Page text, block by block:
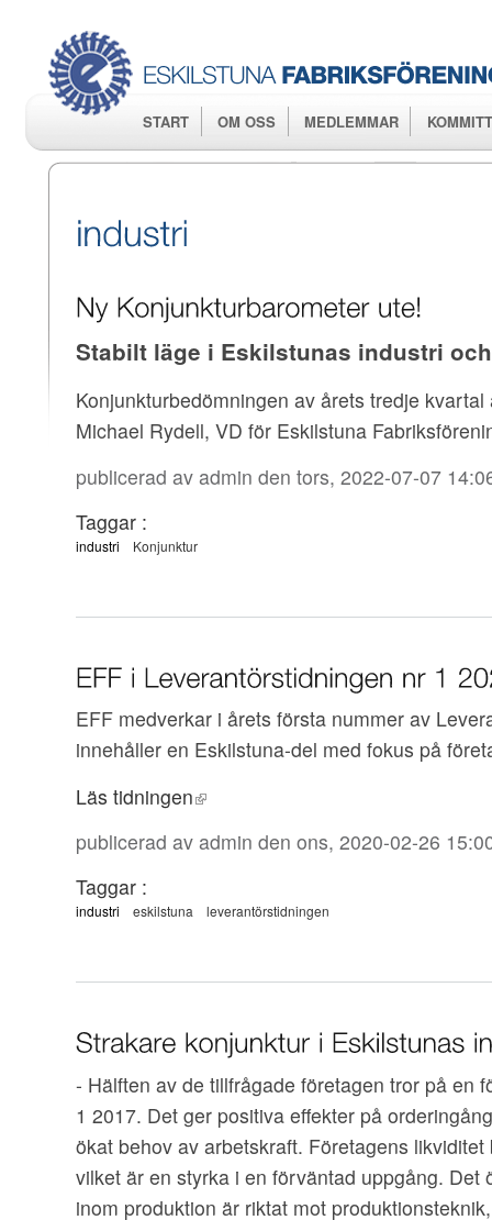
START OM OSS MEDLEMMAR
Stabilt läge i Eskilstunas industri
Konjunkturbedömningen av årets tredje
Michael Rydell, VD för Eskilstuna
publicerad av admin den tors, 2022-07-07
Taggar :
industri Konjunktur
EFF medverkar i årets första nummer av
innehåller en Eskilstuna-del med fokus på
Läs tidningen
publicerad av admin den ons, 2020-02-26
Taggar :
industri eskilstuna leverantörstidningen
- Hälften av de tillfrågade företagen tror på en
1 2017. Det ger positiva effekter på
ökat behov av arbetskraft. Företagens
vilket är en styrka i en förväntad uppgång. Det
inom produktion är riktat mot